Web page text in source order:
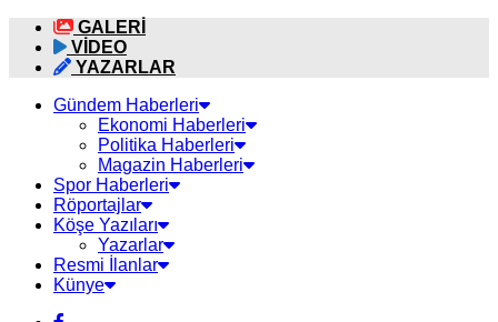
GALERİ
VİDEO
YAZARLAR
Gündem Haberleri
Ekonomi Haberleri
Politika Haberleri
Magazin Haberleri
Spor Haberleri
Röportajlar
Köşe Yazıları
Yazarlar
Resmi İlanlar
Künye